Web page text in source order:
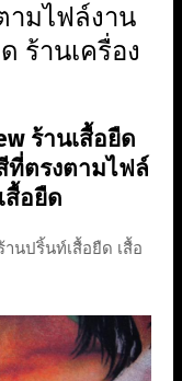
ามไฟล์งาน
ร้านเครื่อง
ร้านเสื้อยืด
ที่ตรงตามไฟล์
สื้อยืด
นปริ้นท์เสื้อยืด เสื้อ